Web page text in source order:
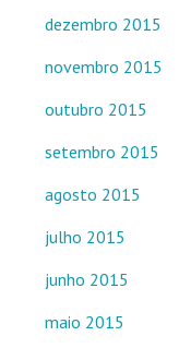
dezembro 2015
novembro 2015
outubro 2015
setembro 2015
agosto 2015
julho 2015
junho 2015
maio 2015